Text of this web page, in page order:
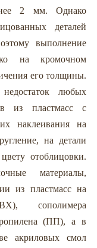
2 мм. Однако
деталей
выполнение
на кромочном
его толщины.
любых
из пластмасс с
наклеивания на
на детали
отоблицовки.
материалы,
из пластмасс на
сополимера
(ПП), а в
акриловых смол